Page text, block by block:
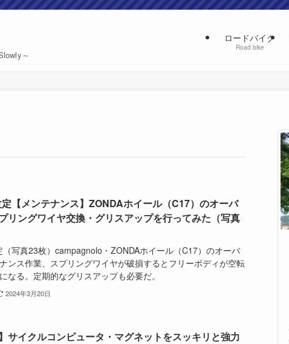
～
ロードバイク
Road bike
【メンテナンス】ZONDAホイール（C17）のオーバ
ングワイヤ交換・グリスアップを行ってみた（写真
写真23枚）campagnolo・ZONDAホイール（C17）のオーバ
ンス作業、スプリングワイヤが破損するとフリーボディが空転
なる。定期的なグリスアップも必要だ。
2024年3月20日
サイクルコンピュータ・マグネットをスッキリと強力